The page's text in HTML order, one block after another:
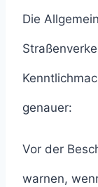
Die
genauer:
Vor der
warnen,